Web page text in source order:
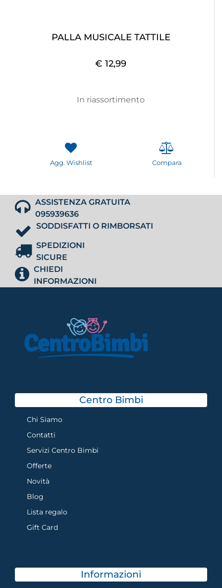
PALLA MUSICALE TATTILE
€ 12,99
In riassortimento
Agg. Wishlist Compara
ASSISTENZA GRATUITA
095939636
SODDISFATTI O RIMBORSATI
SPEDIZIONI
SICURE
CHIEDI
INFORMAZIONI
Centro Bimbi
Chi Siamo
Contatti
Servizi Centro Bimbi
Offerte
Novità
Blog
Lista regalo
Gift Card
Informazioni